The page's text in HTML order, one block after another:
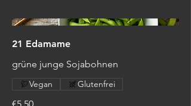
21 Edamame
grüne junge Sojabohnen
€5.50
Vegan Glutenfrei